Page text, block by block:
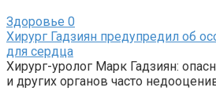
Здоровье 0
Хирург Гадзиян предупредил об
для сердца
Хирург-уролог Марк Гадзиян:
и других органов часто